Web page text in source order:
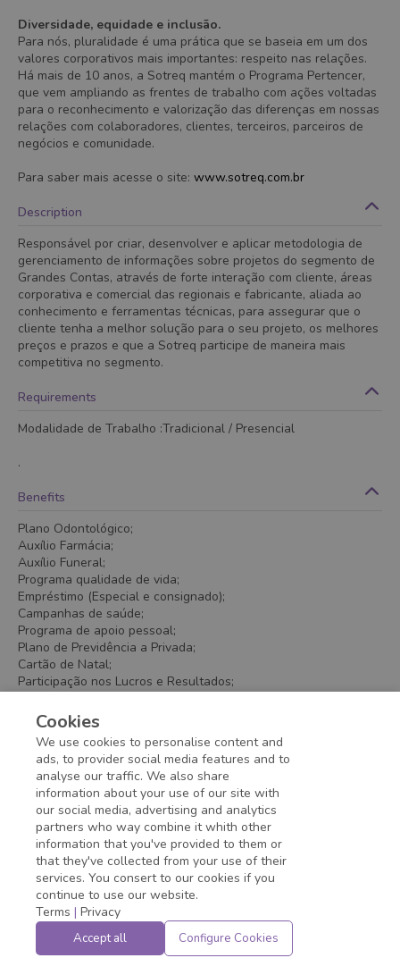
Diversidade, equidade e inclusão.
Para nós, pluralidade é uma prática que se baseia em um dos
valores corporativos mais importantes: respeito nas relações.
Há mais de 10 anos, a Sotreq mantém o Programa Pertencer,
que vem ampliando as frentes de trabalho com ações voltadas
para o reconhecimento e valorização das diferenças em nossas
relações com colaboradores, clientes, terceiros, parceiros de
negócios e comunidade.
Para saber mais acesse o site: www.sotreq.com.br
Description
Responsável por criar, desenvolver e aplicar metodologia de
gerenciamento de informações sobre projetos do segmento de
Grandes Contas, através de forte interação com cliente, áreas
corporativa e comercial das regionais e fabricante, aliada ao
conhecimento e ferramentas técnicas, para assegurar que o
cliente tenha a melhor solução para o seu projeto, os melhores
preços e prazos e que a Sotreq participe de maneira mais
competitiva no segmento.
Requirements
Modalidade de Trabalho :Tradicional / Presencial
.
Benefits
Plano Odontológico;
Auxílio Farmácia;
Auxílio Funeral;
Programa qualidade de vida;
Empréstimo (Especial e consignado);
Campanhas de saúde;
Programa de apoio pessoal;
Plano de Previdência a Privada;
Cartão de Natal;
Participação nos Lucros e Resultados;
Vale Refeição
Wellhub.
Application deadline expired!
Cookies
We use cookies to personalise content and
ads, to provider social media features and to
analyse our traffic. We also share
information about your use of our site with
our social media, advertising and analytics
partners who way combine it whith other
information that you've provided to them or
that they've collected from your use of their
services. You consert to our cookies if you
continue to use our website.
Terms | Privacy
Accept all Configure Cookies